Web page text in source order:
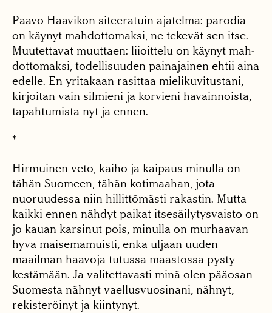
Paavo Haavi­kon siteeratuin ajatelma: parodia
on käynyt mahdot­tomaksi, ne tekevät sen it­se.
Muutettavat muuttaen: liioittelu on käynyt mah­
dottomaksi, todellisuuden painajainen ehtii aina
edel­le. En yritäkään rasittaa mielikuvitustani,
kirjoitan vain silmieni ja korvieni havainnoista,
tapahtumista nyt ja ennen.
*
Hirmuinen veto, kaiho ja kaipaus minulla on
tähän Suomeen, tähän kotimaa­han, jota
nuoruudessa niin hillittömästi rakastin. Mut­ta
kaikki ennen nähdyt pai­kat itsesäilytysvaisto on
jo kauan karsinut pois, minul­la on murhaavan
hyvä maisemamuisti, enkä uljaan uuden
maailman haavoja tutussa maastossa pysty
kestämään. Ja vali­tettavasti minä olen pää­osan
Suomesta nähnyt vaellusvuosinani, nähnyt,
rekisteröinyt ja kiintynyt.